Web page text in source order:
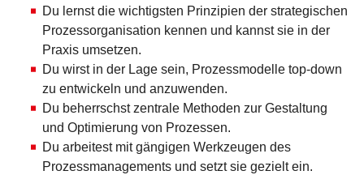
Du lernst die wichtigsten Prinzipien der strategischen
Prozessorganisation kennen und kannst sie in der
Praxis umsetzen.
Du wirst in der Lage sein, Prozessmodelle top-down
zu entwickeln und anzuwenden.
Du beherrschst zentrale Methoden zur Gestaltung
und Optimierung von Prozessen.
Du arbeitest mit gängigen Werkzeugen des
Prozessmanagements und setzt sie gezielt ein.